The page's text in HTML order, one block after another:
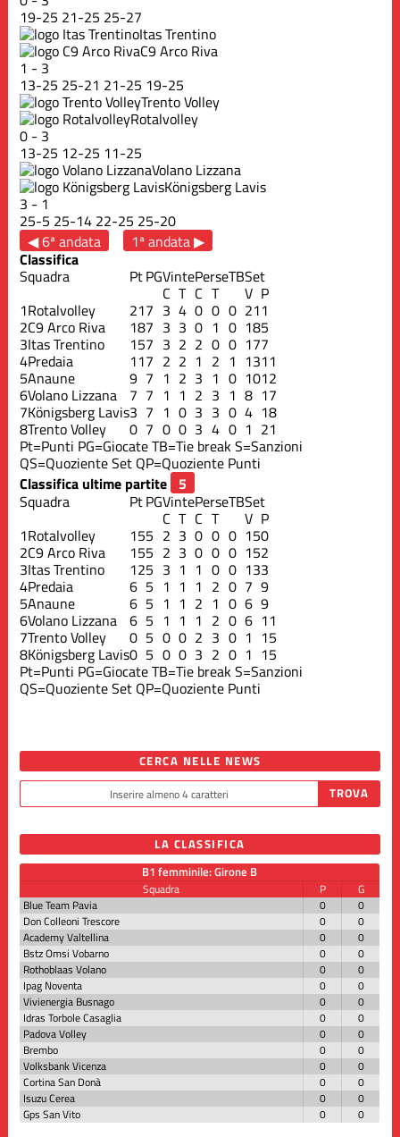
19-25 21-25 25-27
Itas Trentino
C9 Arco Riva
1 - 3
13-25 25-21 21-25 19-25
Trento Volley
Rotalvolley
0 - 3
13-25 12-25 11-25
Volano Lizzana
Königsberg Lavis
3 - 1
25-5 25-14 22-25 25-20
◀ 6ª andata
1ª andata ▶
Classifica
Squadra PtPGVintePerseTBSet
C T C T V P
1Rotalvolley 217 3 4 0 0 0 211
2C9 Arco Riva 187 3 3 0 1 0 185
3Itas Trentino 157 3 2 2 0 0 177
4Predaia 117 2 2 1 2 1 1311
5Anaune 9 7 1 2 3 1 0 1012
6Volano Lizzana 7 7 1 1 2 3 1 8 17
7Königsberg Lavis3 7 1 0 3 3 0 4 18
8Trento Volley 0 7 0 0 3 4 0 1 21
Pt=Punti PG=GiocateTB=Tie breakS=Sanzioni
QS=Quoziente Set QP=Quoziente Punti
Classifica ultime partite
Squadra
PtPGVintePerseTBSet
C T C T V P
1Rotalvolley 155 2 3 0 0 0 150
2C9 Arco Riva 155 2 3 0 0 0 152
3Itas Trentino 125 3 1 1 0 0 133
4Predaia 6 5 1 1 1 2 0 7 9
5Anaune 6 5 1 1 2 1 0 6 9
6Volano Lizzana 6 5 1 1 1 2 0 6 11
7Trento Volley 0 5 0 0 2 3 0 1 15
8Königsberg Lavis0 5 0 0 3 2 0 1 15
Pt=Punti PG=GiocateTB=Tie breakS=Sanzioni
QS=Quoziente Set QP=Quoziente Punti
CERCA NELLE NEWS
LA CLASSIFICA
B1 femminile: Girone B
Squadra P
G
Blue Team Pavia
0
0
Don Colleoni Trescore
0
0
Academy Valtellina
0
0
Bstz Omsi Vobarno
0
0
Rothoblaas Volano
0
0
Ipag Noventa
0
0
Vivienergia Busnago
0
0
Idras Torbole Casaglia
0
0
Padova Volley
0
0
Brembo
0
0
Volksbank Vicenza
0
0
Cortina San Donà
0
0
Isuzu Cerea
0
0
Gps San Vito
0 0